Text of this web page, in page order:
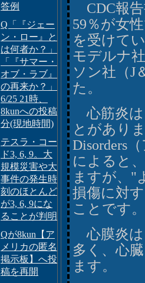
答例
Q「『ジェー
ン・ロー』と
は何者か？」
「『サマー・
オブ・ラブ』
の再来か？」
6/25 21時、
8kunへの投稿
分(現地時間)
テスラ・コー
ド3, 6, 9。大
規模災害や大
事件の発生時
刻のほとんど
が3, 6, 9にな
ることが判明
Qが8kun【ア
メリカの匿名
掲示板】へ投
稿を再開
CDC報告
59％が女
を受けて
モデルナ
ソン社（J
た。
心筋炎は
とがあり
Disorders
によると
ますが、"
損傷に対
ことです。
心膜炎は
多く、心
ます。